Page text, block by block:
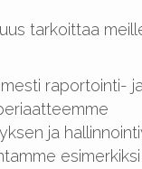
tarkoittaa
raportointi- ja
ja